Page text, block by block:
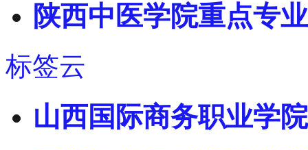
陕西中医学院重点专业
标签云
山西国际商务职业学院